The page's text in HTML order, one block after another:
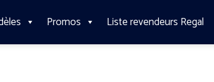
Promos Liste revendeurs Regal